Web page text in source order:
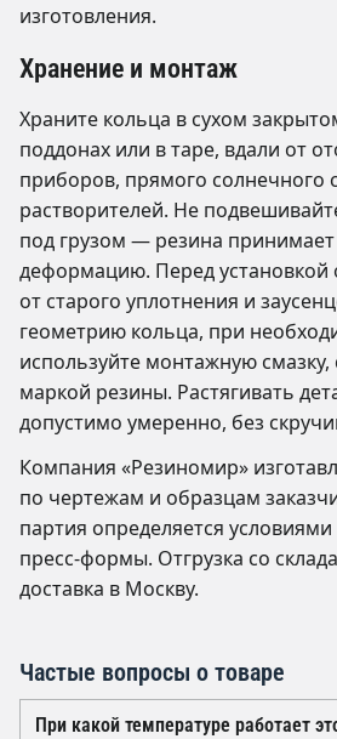
изготовления.
Хранение и монтаж
Храните кольца в сухом
поддонах или в таре, вдали от
приборов, прямого солнечного
растворителей. Не
под грузом — резина
деформацию. Перед установкой
от старого уплотнения и
геометрию кольца, при
используйте монтажную
маркой резины. Растягивать
допустимо умеренно, без
Компания «Резиномир»
по чертежам и образцам
партия определяется
пресс-формы. Отгрузка со
доставка в Москву.
Частые вопросы о товаре
При какой температуре работает